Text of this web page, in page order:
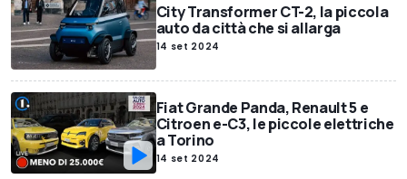
City Transformer CT-2, la piccola
auto da città che si allarga
14 set 2024
Fiat Grande Panda, Renault 5 e
Citroen e-C3, le piccole elettriche
a Torino
14 set 2024